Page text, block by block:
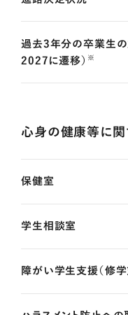
過去3年分の卒業生
2027に遷移） ※
心身の健康等に関
保健室
学生相談室
障がい学生支援（修学